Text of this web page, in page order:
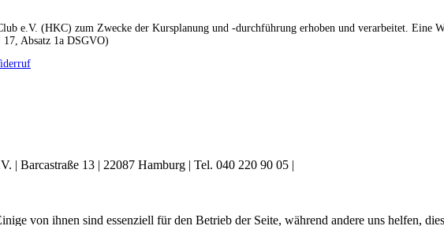
e.V. (HKC) zum Zwecke der Kursplanung und -durchführung erhoben und verarbeitet. Eine
Absatz 1a DSGVO)
| Barcastraße 13 | 22087 Hamburg | Tel. 040 220 90 05 |
von ihnen sind essenziell für den Betrieb der Seite, während andere uns helfen,